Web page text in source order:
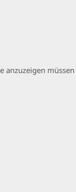
anzuzeigen müssen